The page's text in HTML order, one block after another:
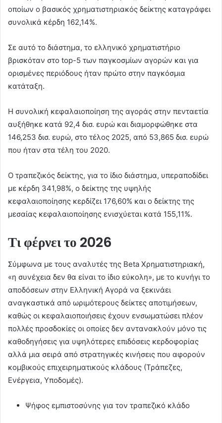
οποίων ο βασικός χρηματιστηριακός δείκτης καταγράφει
συνολικά κέρδη 162,14%.
Σε αυτό το διάστημα, το ελληνικό χρηματιστήριο
βρισκόταν στο top-5 των παγκοσμίων αγορών και για
ορισμένες περιόδους ήταν πρώτο στην παγκόσμια
κατάταξη.
Η συνολική κεφαλαιοποίηση της αγοράς στην πενταετία
αυξήθηκε κατά 92,4 δισ. ευρώ και διαμορφώθηκε στα
146,253 δισ. ευρώ, στο τέλος 2025, από 53,865 δισ. ευρώ
που ήταν στα τέλη του 2020.
Ο τραπεζικός δείκτης, για το ίδιο διάστημα, υπεραποδίδει
με κέρδη 341,98%, ο δείκτης της υψηλής
κεφαλαιοποίησης κερδίζει 176,60% και ο δείκτης της
μεσαίας κεφαλαιοποίησης ενισχύεται κατά 155,11%.
Τι φέρνει το 2026
Σύμφωνα με τους αναλυτές της Beta Χρηματιστηριακή,
«η συνέχεια δεν θα είναι το ίδιο εύκολη», με το κυνήγι το
αποδόσεων στην Ελληνική Αγορά να ξεκινάει
αναγκαστικά από ωριμότερους δείκτες αποτιμήσεων,
καθώς οι κεφαλαιοποιήσεις έχουν ενσωματώσει πλέον
πολλές προσδοκίες οι οποίες δεν αντανακλούν μόνο τις
καθοδηγήσεις για υψηλότερες επιδόσεις κερδοφορίας
αλλά μια σειρά από στρατηγικές κινήσεις που αφορούν
κομβικούς επιχειρηματικούς κλάδους (Τράπεζες,
Ενέργεια, Υποδομές).
Ψήφος εμπιστοσύνης για τον τραπεζικό κλάδο